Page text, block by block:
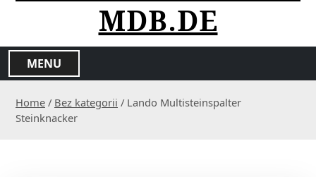
MDB.DE
MENU
Home / Bez kategorii / Lando Multisteinspalter
Steinknacker